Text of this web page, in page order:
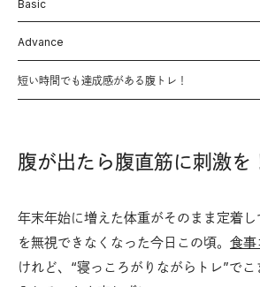
Basic
Advance
短い時間でも達成感がある腹トレ！
腹が出たら腹直筋に刺激を
年末年始に増えた体重がそのまま定着
を無視できなくなった今日この頃。 食事
けれど、“寝っころがりながらトレ”で